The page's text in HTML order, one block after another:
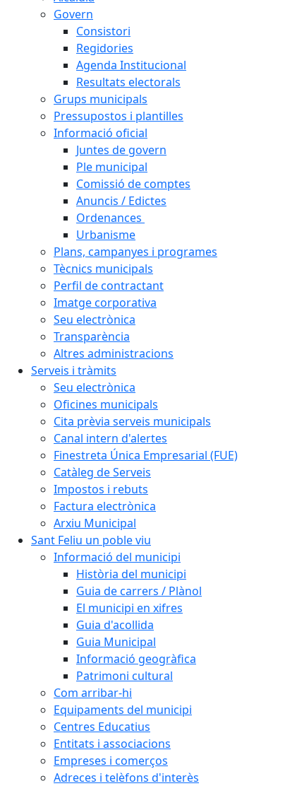
Govern
Consistori
Regidories
Agenda Institucional
Resultats electorals
Grups municipals
Pressupostos i plantilles
Informació oficial
Juntes de govern
Ple municipal
Comissió de comptes
Anuncis / Edictes
Ordenances
Urbanisme
Plans, campanyes i programes
Tècnics municipals
Perfil de contractant
Imatge corporativa
Seu electrònica
Transparència
Altres administracions
Serveis i tràmits
Seu electrònica
Oficines municipals
Cita prèvia serveis municipals
Canal intern d'alertes
Finestreta Única Empresarial (FUE)
Catàleg de Serveis
Impostos i rebuts
Factura electrònica
Arxiu Municipal
Sant Feliu un poble viu
Informació del municipi
Història del municipi
Guia de carrers / Plànol
El municipi en xifres
Guia d'acollida
Guia Municipal
Informació geogràfica
Patrimoni cultural
Com arribar-hi
Equipaments del municipi
Centres Educatius
Entitats i associacions
Empreses i comerços
Adreces i telèfons d'interès